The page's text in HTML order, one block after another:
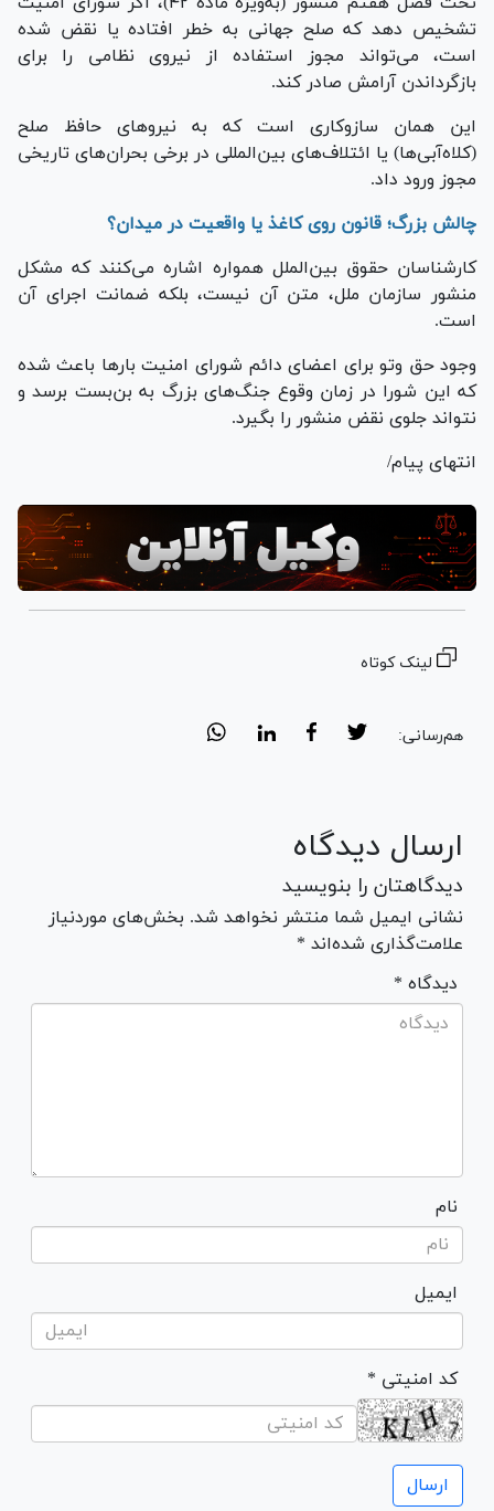
تشخیص دهد که صلح جهانی به خطر افتاده یا نقض شده
است، می‌تواند مجوز استفاده از نیروی نظامی را برای
بازگرداندن آرامش صادر کند.
این همان سازوکاری است که به نیرو‌های حافظ صلح
(کلاه‌آبی‌ها) یا ائتلاف‌های بین‌المللی در برخی بحران‌های تاریخی
مجوز ورود داد.
چالش بزرگ؛ قانون روی کاغذ یا واقعیت در میدان؟
کارشناسان حقوق بین‌الملل همواره اشاره می‌کنند که مشکل
منشور سازمان ملل، متن آن نیست، بلکه ضمانت اجرای آن
است.
وجود حق وتو برای اعضای دائم شورای امنیت بار‌ها باعث شده
که این شورا در زمان وقوع جنگ‌های بزرگ به بن‌بست برسد و
نتواند جلوی نقض منشور را بگیرد.
انتهای پیام/
لینک کوتاه
هم‌رسانی:
ارسال دیدگاه
دیدگاهتان را بنویسید
نشانی ایمیل شما منتشر نخواهد شد. بخش‌های موردنیاز
علامت‌گذاری شده‌اند *
* دیدگاه
نام
ایمیل
* کد امنیتی